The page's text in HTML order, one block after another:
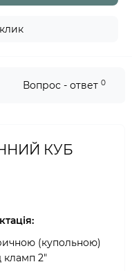
Вопрос - ответ 0
КУБ
(купольною)
кламп 2"